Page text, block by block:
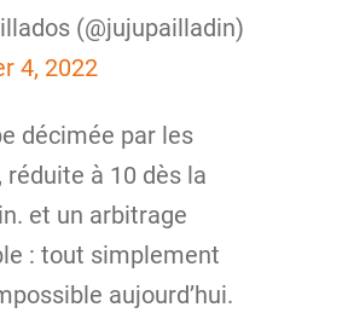
(@jujupailladin)
4, 2022
décimée par les
réduite à 10 dès la
et un arbitrage
: tout simplement
aujourd’hui.